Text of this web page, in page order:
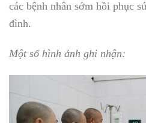
các bệnh nhân sớm hồi phục
đình.
Một số hình ảnh ghi nhận: